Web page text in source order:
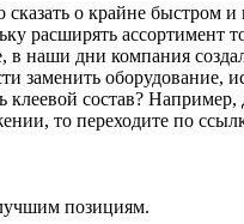
о крайне быстром
расширять ассортимент
в наши дни компания
заменить оборудование,
клеевой состав?
то переходите по
позициям.